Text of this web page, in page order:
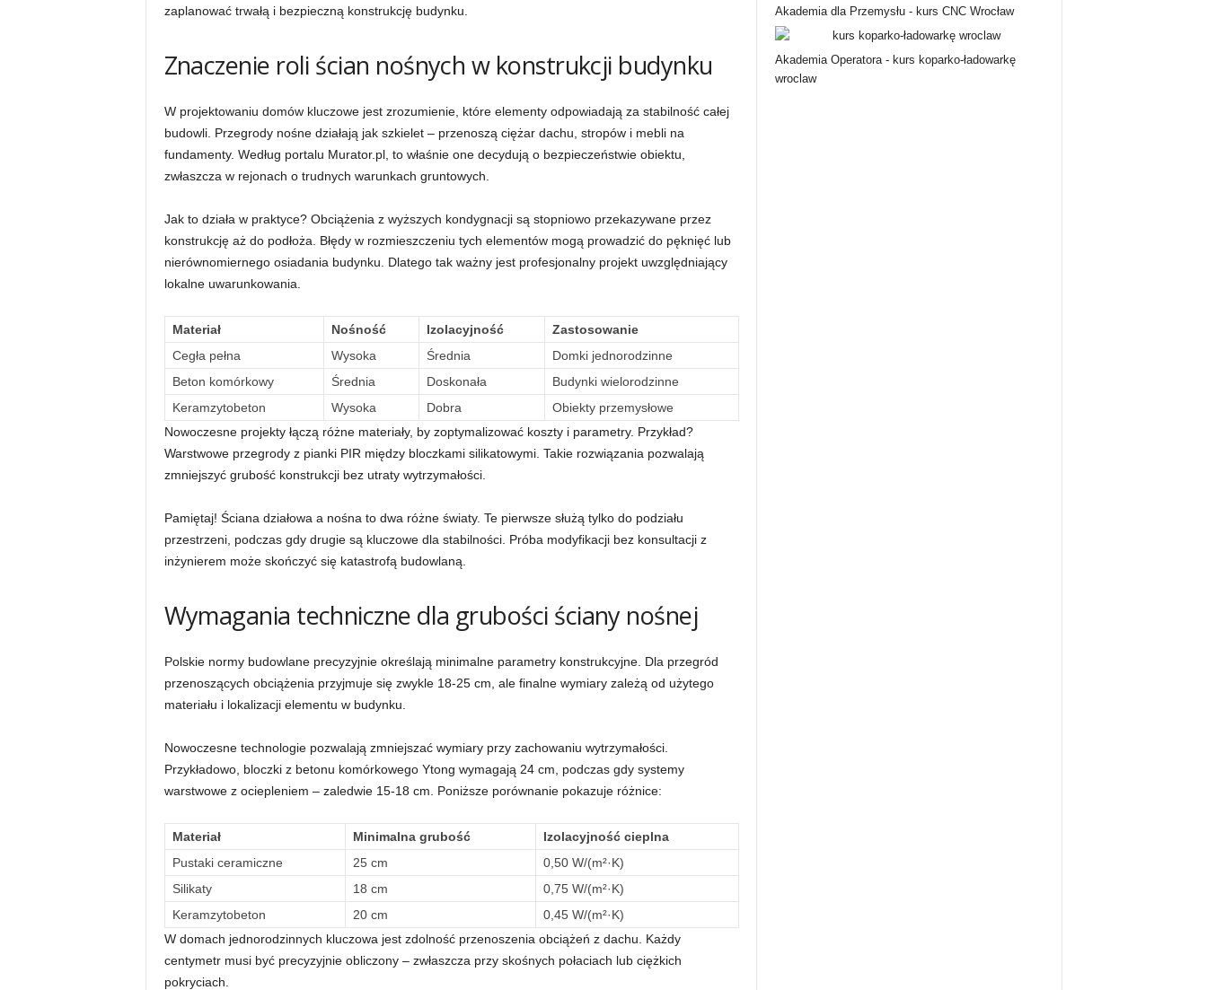
zaplanować trwałą i bezpieczną konstrukcję budynku.
Znaczenie roli ścian nośnych w konstrukcji budynku
W projektowaniu domów kluczowe jest zrozumienie, które elementy odpowiadają za stabilność całej
budowli. Przegrody nośne działają jak szkielet – przenoszą ciężar dachu, stropów i mebli na
fundamenty. Według portalu Murator.pl, to właśnie one decydują o bezpieczeństwie obiektu,
zwłaszcza w rejonach o trudnych warunkach gruntowych.
Jak to działa w praktyce? Obciążenia z wyższych kondygnacji są stopniowo przekazywane przez
konstrukcję aż do podłoża. Błędy w rozmieszczeniu tych elementów mogą prowadzić do pęknięć lub
nierównomiernego osiadania budynku. Dlatego tak ważny jest profesjonalny projekt uwzględniający
lokalne uwarunkowania.
Materiał Nośność Izolacyjność
Zastosowanie
Cegła pełna
Wysoka Średnia
Domki jednorodzinne
Beton komórkowy
Średnia Doskonała
Budynki wielorodzinne
Keramzytobeton
Wysoka Dobra
Obiekty przemysłowe
Nowoczesne projekty łączą różne materiały, by zoptymalizować koszty i parametry. Przykład?
Warstwowe przegrody z pianki PIR między bloczkami silikatowymi. Takie rozwiązania pozwalają
zmniejszyć grubość konstrukcji bez utraty wytrzymałości.
Pamiętaj! Ściana działowa a nośna to dwa różne światy. Te pierwsze służą tylko do podziału
przestrzeni, podczas gdy drugie są kluczowe dla stabilności. Próba modyfikacji bez konsultacji z
inżynierem może skończyć się katastrofą budowlaną.
Wymagania techniczne dla grubości ściany nośnej
Polskie normy budowlane precyzyjnie określają minimalne parametry konstrukcyjne. Dla przegród
przenoszących obciążenia przyjmuje się zwykle 18-25 cm, ale finalne wymiary zależą od użytego
materiału i lokalizacji elementu w budynku.
Nowoczesne technologie pozwalają zmniejszać wymiary przy zachowaniu wytrzymałości.
Przykładowo, bloczki z betonu komórkowego Ytong wymagają 24 cm, podczas gdy systemy
warstwowe z ociepleniem – zaledwie 15-18 cm. Poniższe porównanie pokazuje różnice:
Materiał Minimalna grubość
Izolacyjność cieplna
Pustaki ceramiczne
25 cm
0,50 W/(m²·K)
Silikaty
18 cm
0,75 W/(m²·K)
Keramzytobeton
20 cm
0,45 W/(m²·K)
W domach jednorodzinnych kluczowa jest zdolność przenoszenia obciążeń z dachu. Każdy
centymetr musi być precyzyjnie obliczony – zwłaszcza przy skośnych połaciach lub ciężkich
pokryciach.
Akademia dla Przemysłu - kurs CNC Wrocław
Akademia Operatora - kurs koparko-ładowarkę
wroclaw